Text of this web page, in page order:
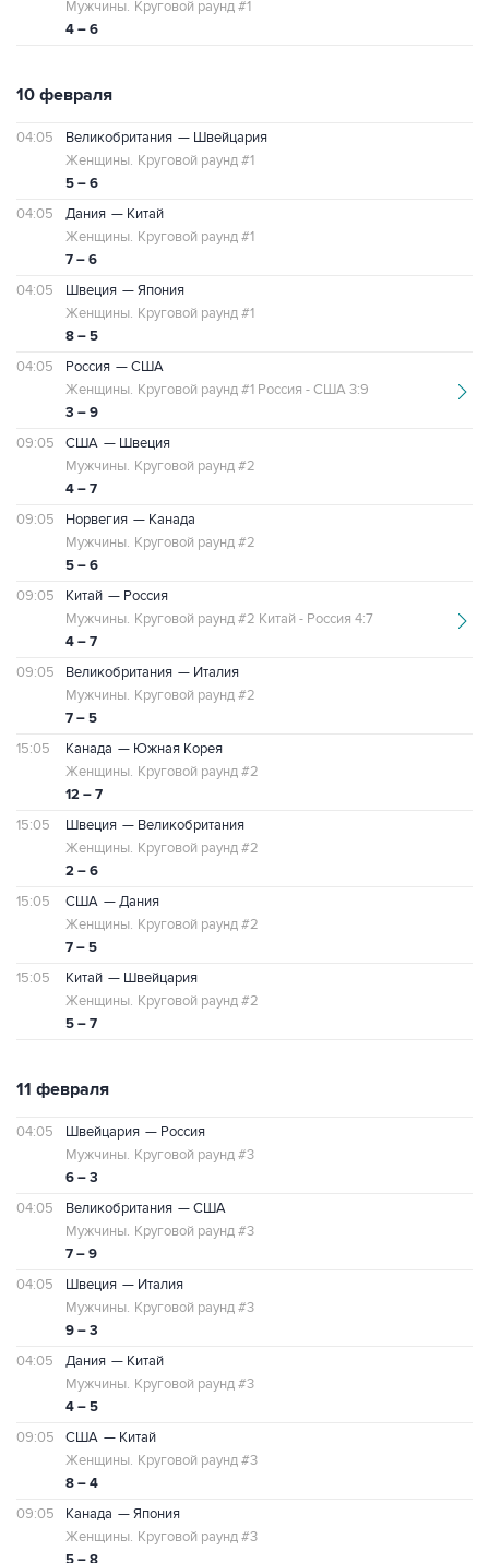
4 – 6
Мужчины. Круговой раунд #1
10 февраля
04:05 Великобритания — Швейцария
5 – 6
Женщины. Круговой раунд #1
04:05 Дания — Китай
7 – 6
Женщины. Круговой раунд #1
04:05 Швеция — Япония
8 – 5
Женщины. Круговой раунд #1
04:05 Россия — США
3 – 9
Женщины. Круговой раунд #1 Россия - США 3:9
09:05 США — Швеция
4 – 7
Мужчины. Круговой раунд #2
09:05 Норвегия — Канада
5 – 6
Мужчины. Круговой раунд #2
09:05 Китай — Россия
4 – 7
Мужчины. Круговой раунд #2 Китай - Россия 4:7
09:05 Великобритания — Италия
7 – 5
Мужчины. Круговой раунд #2
15:05 Канада — Южная Корея
12 – 7
Женщины. Круговой раунд #2
15:05 Швеция — Великобритания
2 – 6
Женщины. Круговой раунд #2
15:05 США — Дания
7 – 5
Женщины. Круговой раунд #2
15:05 Китай — Швейцария
5 – 7
Женщины. Круговой раунд #2
11 февраля
04:05 Швейцария — Россия
6 – 3
Мужчины. Круговой раунд #3
04:05 Великобритания — США
7 – 9
Мужчины. Круговой раунд #3
04:05 Швеция — Италия
9 – 3
Мужчины. Круговой раунд #3
04:05 Дания — Китай
4 – 5
Мужчины. Круговой раунд #3
09:05 США — Китай
8 – 4
Женщины. Круговой раунд #3
09:05 Канада — Япония
Женщины. Круговой раунд #3